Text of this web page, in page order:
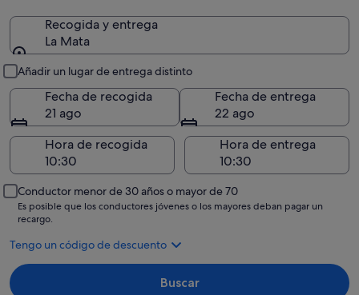
Recogida y entrega
La Mata
Añadir un lugar de entrega distinto
Fecha de recogida
21 ago
Fecha de entrega
22 ago
Hora de recogida
Hora de entrega
Conductor menor de 30 años o mayor de 70
Es posible que los conductores jóvenes o los mayores deban pagar un
recargo.
Tengo un código de descuento
Buscar